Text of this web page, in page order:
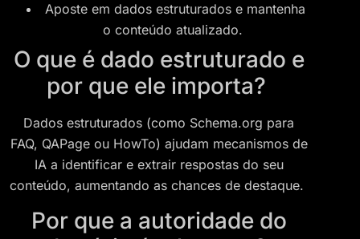
Aposte em dados estruturados e mantenha
o conteúdo atualizado.
O que é dado estruturado e
por que ele importa?
Dados estruturados (como Schema.org para
FAQ, QAPage ou HowTo) ajudam mecanismos de
IA a identificar e extrair respostas do seu
conteúdo, aumentando as chances de destaque.
Por que a autoridade do